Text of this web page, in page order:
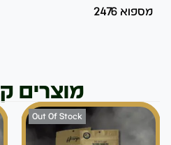
מספוא 2476
מוצרים
Out Of Stock